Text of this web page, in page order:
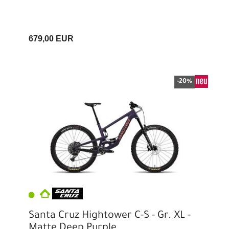
679,00 EUR
-20%
Santa Cruz Hightower C-S - Gr. XL -